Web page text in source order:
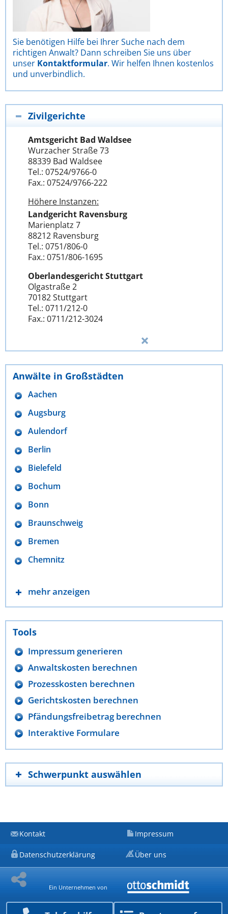
Sie benötigen Hilfe bei Ihrer Suche nach dem
richtigen Anwalt? Dann schreiben Sie uns über
unser Kontaktformular. Wir helfen Ihnen kostenlos
und unverbindlich.
Zivilgerichte
Amtsgericht Bad Waldsee
Wurzacher Straße 73
88339 Bad Waldsee
Tel.: 07524/9766-0
Fax.: 07524/9766-222
Höhere Instanzen:
Landgericht Ravensburg
Marienplatz 7
88212 Ravensburg
Tel.: 0751/806-0
Fax.: 0751/806-1695
Oberlandesgericht Stuttgart
Olgastraße 2
70182 Stuttgart
Tel.: 0711/212-0
Fax.: 0711/212-3024
Anwälte in Großstädten
Aachen
Augsburg
Aulendorf
Berlin
Bielefeld
Bochum
Bonn
Braunschweig
Bremen
Chemnitz
mehr anzeigen
Tools
Impressum generieren
Anwaltskosten berechnen
Prozesskosten berechnen
Gerichtskosten berechnen
Pfändungsfreibetrag berechnen
Interaktive Formulare
Schwerpunkt auswählen
Kontakt Impressum
Datenschutzerklärung Über uns
Ein Unternehmen von